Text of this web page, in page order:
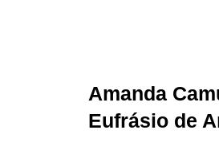
Amanda
Eufrásio de